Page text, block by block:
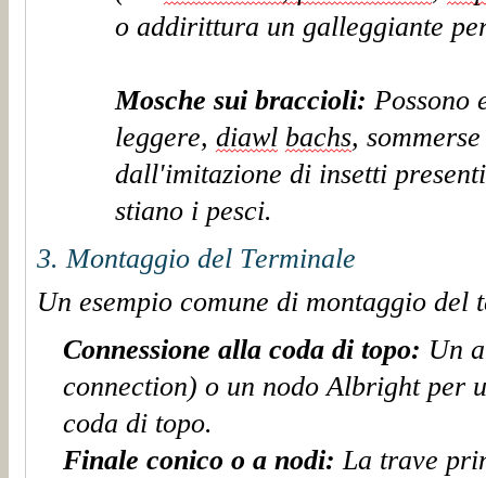
o addirittura un galleggiante
Mosche sui braccioli: Possono
leggere, diawl bachs, sommerse
dall'imitazione di insetti
stiano i pesci.
3. Montaggio del Terminale
Un esempio comune di montaggio del
Connessione alla coda di topo: Un
connection) o un nodo Albright per
coda di topo.
Finale conico o a nodi: La trave